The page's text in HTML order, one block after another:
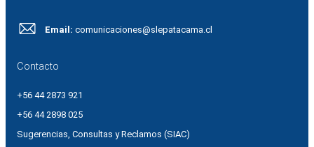
Email: comunicaciones@slepatacama.cl
Contacto
+56 44 2873 921
+56 44 2898 025
Sugerencias, Consultas y Reclamos (SIAC)